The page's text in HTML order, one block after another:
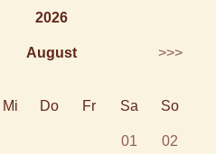
2026
August >>>
Mi Do Fr Sa So
01 02